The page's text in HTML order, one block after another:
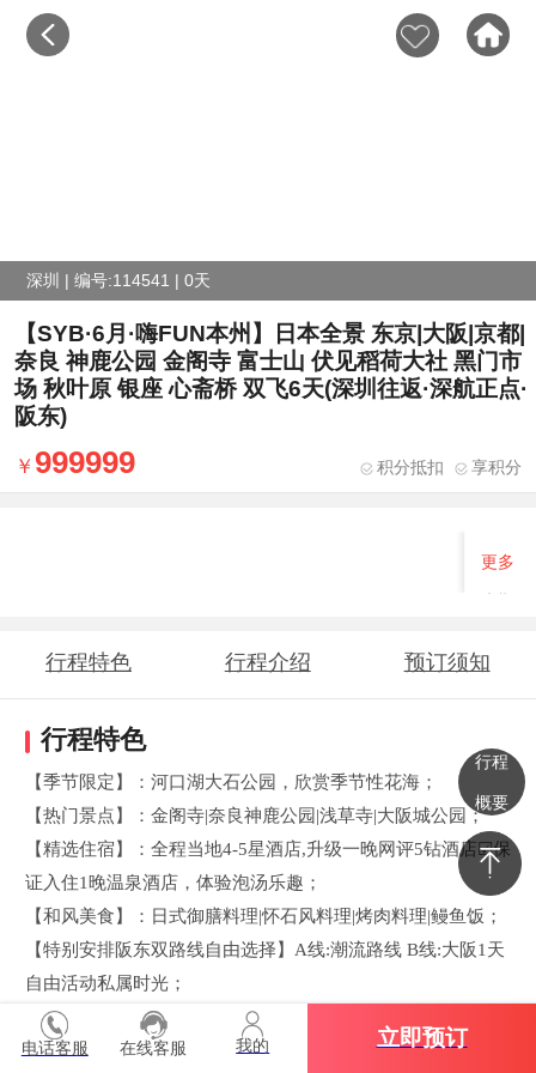
行程
概要
电话客服 在线客服 我的 立即预订
深圳 | 编号:114541 | 0天
【SYB·6月·嗨FUN本州】日本全景 东京|大阪|京都|
奈良 神鹿公园 金阁寺 富士山 伏见稻荷大社 黑门市
场 秋叶原 银座 心斋桥 双飞6天(深圳往返·深航正点·
阪东)
999999 积分抵扣 享积分
更多
行程特色 行程介绍 预订须知
行程特色
【季节限定】：河口湖大石公园，欣赏季节性花海；
【热门景点】：金阁寺|奈良神鹿公园|浅草寺|大阪城公园；
【精选住宿】：全程当地4-5星酒店,升级一晚网评5钻酒店☑保
证入住1晚温泉酒店，体验泡汤乐趣；
【和风美食】：日式御膳料理|怀石风料理|烤肉料理|鳗鱼饭；
【特别安排阪东双路线自由选择】A线:潮流路线 B线:大阪1天
自由活动私属时光；
【2大国宝级文化体验】：NO1·日式茶道体验.NO2·和服变身体
验；